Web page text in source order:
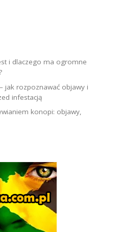
i dlaczego ma ogromne
jak rozpoznawać objawy i
infestacją
konopi: objawy,